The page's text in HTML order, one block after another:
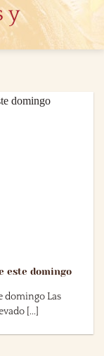
este domingo
domingo Las
[...]